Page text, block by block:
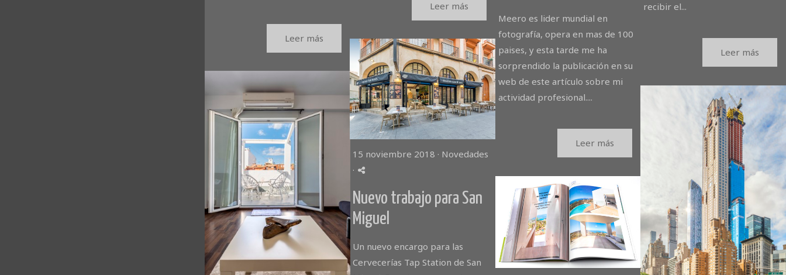
Leer más
Leer más
Meero es lider mundial en
fotografía, opera en mas de 100
paises, y esta tarde me ha
sorprendido la publicación en su
web de este artículo sobre mi
actividad profesional....
Leer más
recibir el...
Leer más
15 noviembre 2018 · Novedades
·
Nuevo trabajo para San
Miguel
Un nuevo encargo para las
Cervecerías Tap Station de San